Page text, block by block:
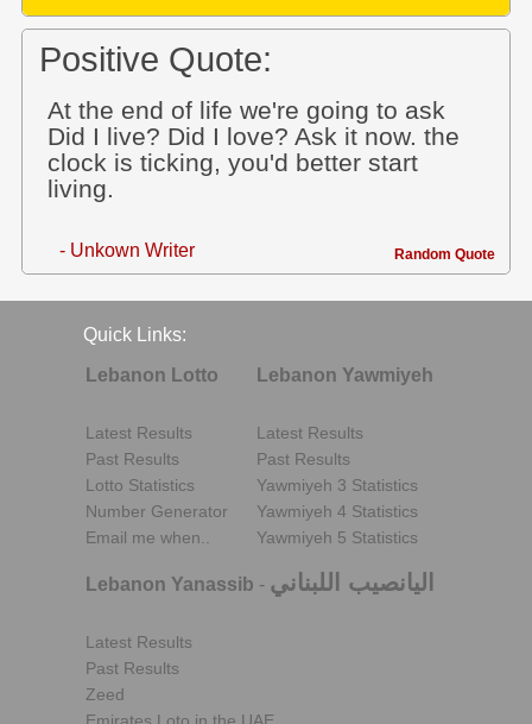
Positive Quote:
At the end of life we're going to ask
Did I live? Did I love? Ask it now. the
clock is ticking, you'd better start
living.
- Unkown Writer Random Quote
Quick Links:
Lebanon Lotto
Latest Results
Past Results
Lotto Statistics
Number Generator
Email me when..
Lebanon Yawmiyeh
Latest Results
Past Results
Yawmiyeh 3 Statistics
Yawmiyeh 4 Statistics
Yawmiyeh 5 Statistics
Lebanon Yanassib - اليانصيب اللبناني
Latest Results
Past Results
Zeed